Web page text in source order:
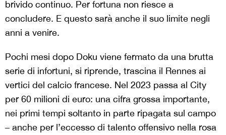
brivido continuo. Per fortuna non riesce a
concludere. E questo sarà anche il suo limite negli
anni a venire.
Pochi mesi dopo Doku viene fermato da una brutta
serie di infortuni, si riprende, trascina il Rennes ai
vertici del calcio francese. Nel 2023 passa al City
per 60 milioni di euro: una cifra grossa importante,
nei primi tempi soltanto in parte ripagata sul campo
– anche per l’eccesso di talento offensivo nella rosa